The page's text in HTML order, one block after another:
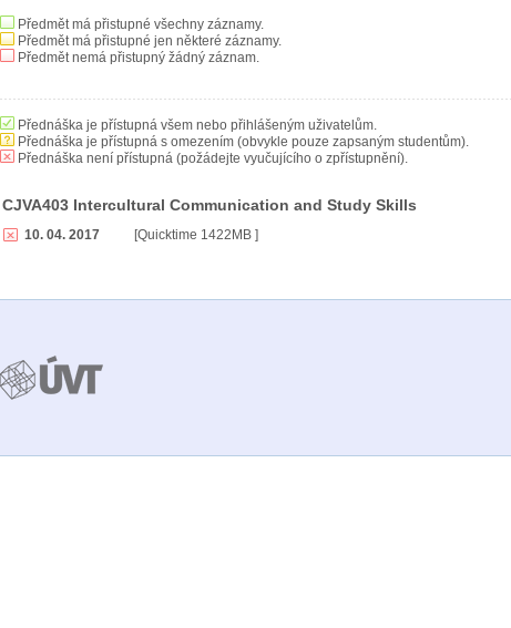
Předmět má přistupné všechny záznamy.
Předmět má přistupné jen některé záznamy.
Předmět nemá přistupný žádný záznam.
Přednáška je přístupná všem nebo přihlášeným uživatelům.
Přednáška je přístupná s omezením (obvykle pouze zapsaným studentům).
Přednáška není přístupná (požádejte vyučujícího o zpřístupnění).
CJVA403 Intercultural Communication and Study Skills
10. 04. 2017
[Quicktime 1422MB ]